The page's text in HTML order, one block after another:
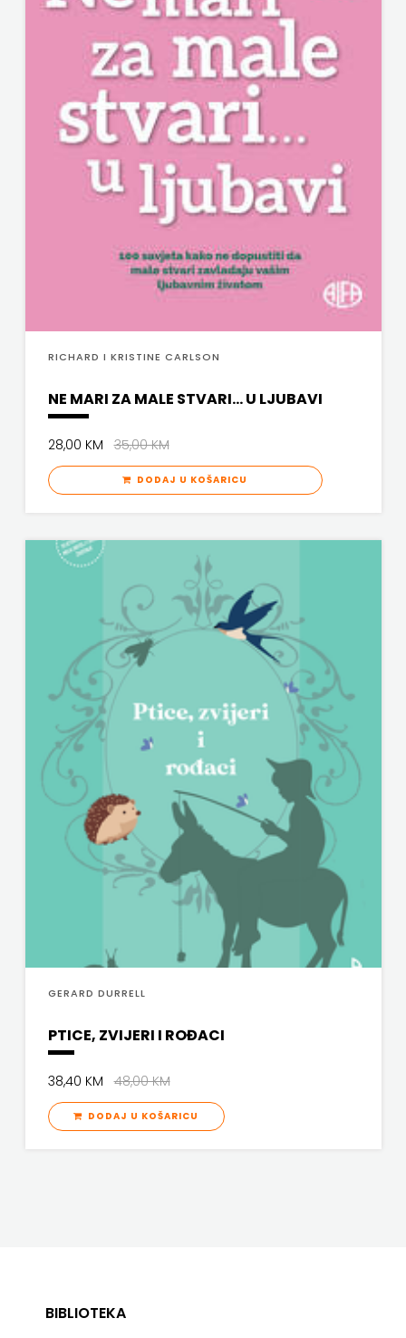
RICHARD I KRISTINE CARLSON
NE MARI ZA MALE STVARI... U LJUBAVI
28,00 KM35,00 KM
DODAJ U KOŠARICU
GERARD DURRELL
PTICE, ZVIJERI I ROĐACI
38,40 KM48,00 KM
DODAJ U KOŠARICU
BIBLIOTEKA